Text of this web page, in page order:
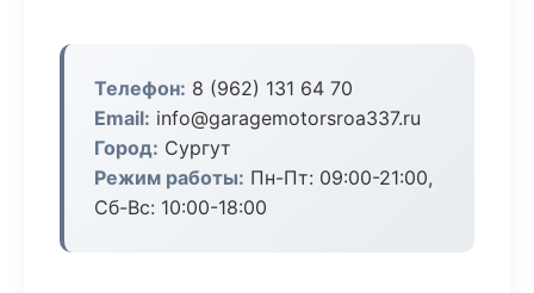
Телефон: 8 (962) 131 64 70
Email: info@garagemotorsroa337.ru
Город: Сургут
Режим работы: Пн-Пт: 09:00-21:00,
Сб-Вс: 10:00-18:00